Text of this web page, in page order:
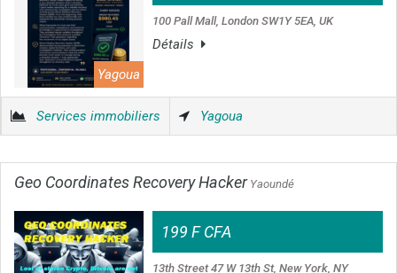
Yagoua
100 Pall Mall, London SW1Y 5EA, UK
Détails
Services immobiliers Yagoua
Geo Coordinates Recovery HackerYaoundé
199 F CFA
13th Street 47 W 13th St, New York, NY